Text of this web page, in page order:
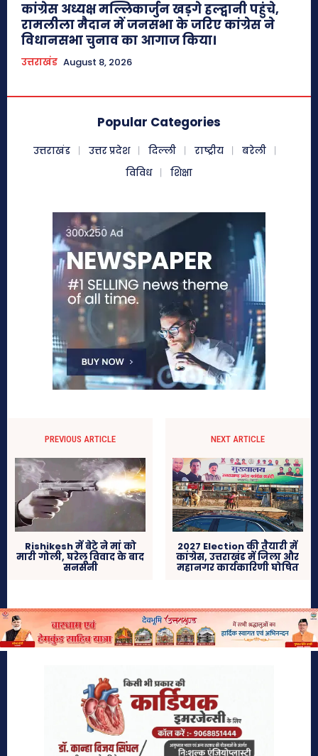
कांग्रेस अध्यक्ष मल्लिकार्जुन खड़गे हल्द्वानी पहुंचे,
रामलीला मैदान में जनसभा के जरिए कांग्रेस ने
विधानसभा चुनाव का आगाज किया।
उत्तराखंड August 8, 2026
Popular Categories
उत्तराखंड उत्तर प्रदेश दिल्ली राष्ट्रीय
बरेली
विविध
शिक्षा
PREVIOUS ARTICLE
Rishikesh में बेटे ने मां को
मारी गोली, घरेलू विवाद के बाद
सनसनी
NEXT ARTICLE
2027 Election की तैयारी में
कांग्रेस, उत्तराखंड में जिला और
महानगर कार्यकारिणी घोषित